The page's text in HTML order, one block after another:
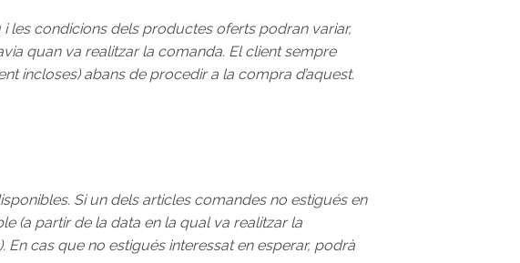
les condicions dels productes oferts podran variar,
quan va realitzar la comanda. El client sempre
incloses) abans de procedir a la compra d’aquest.
Si un dels articles comandes no estigués en
(a partir de la data en la qual va realitzar la
cas que no estigués interessat en esperar, podrà